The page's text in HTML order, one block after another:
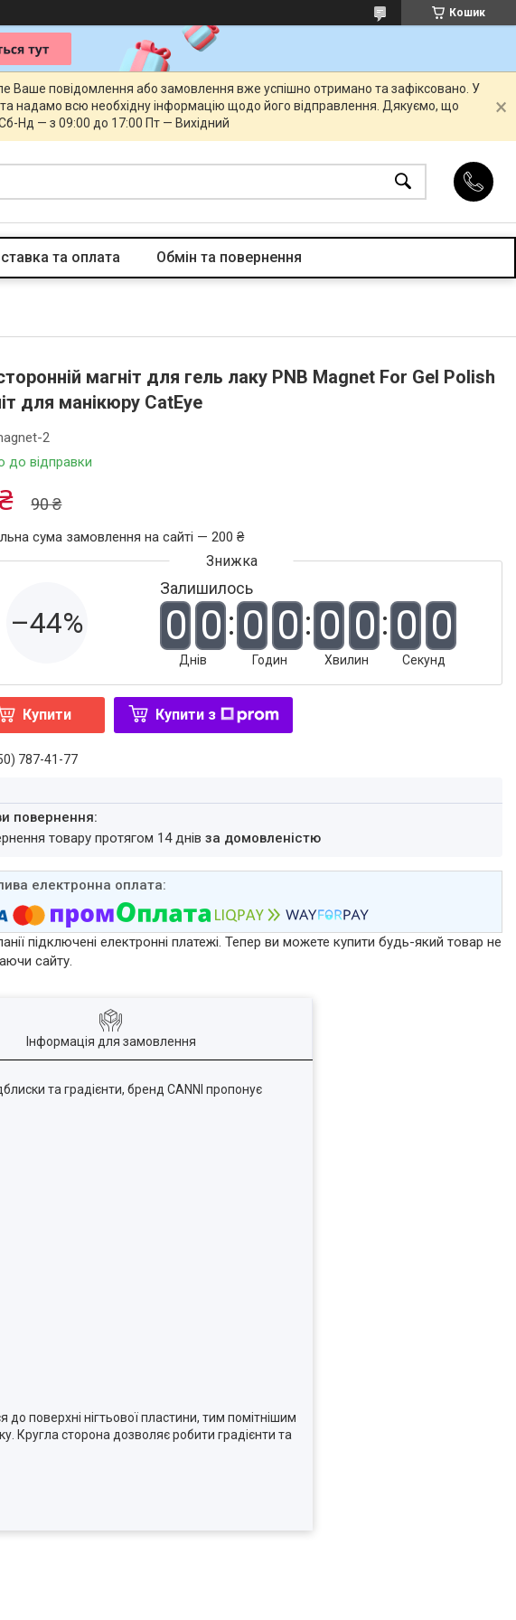
Кошик
Ваше повідомлення або замовлення вже успішно отримано та зафіксовано. У
надамо всю необхідну інформацію щодо його відправлення. Дякуємо, що
Нд — з 09:00 до 17:00 Пт — Вихідний
та оплата Обмін та повернення
магніт для гель лаку PNB Magnet For Gel Polish
для манікюру CatEye
до відправки
2
90 ₴
сума замовлення на сайті — 200 ₴
–44%
Залишилось
0 0
Днів
0 0
Годин
0 0
Хвилин
0 0
Секунд
Купити Купити з
787-41-77
товару протягом 14 днівза домовленістю
підключені електронні платежі. Тепер ви можете купити будь-який товар не
сайту.
Інформація для замовлення
та градієнти, бренд CANNI пропонує
поверхні нігтьової пластини, тим помітнішим
Кругла сторона дозволяє робити градієнти та